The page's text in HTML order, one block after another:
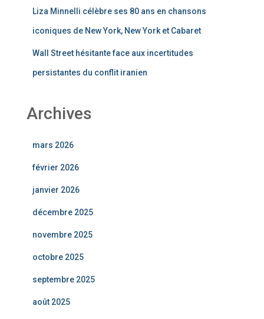
Liza Minnelli célèbre ses 80 ans en chansons
iconiques de New York, New York et Cabaret
Wall Street hésitante face aux incertitudes
persistantes du conflit iranien
Archives
mars 2026
février 2026
janvier 2026
décembre 2025
novembre 2025
octobre 2025
septembre 2025
août 2025